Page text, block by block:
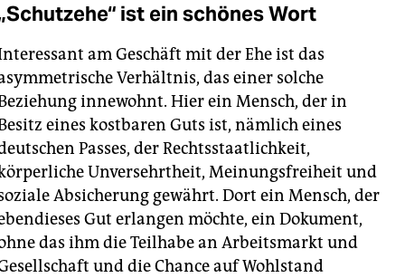
ist ein schönes Wort
am Geschäft mit der Ehe ist das
Verhältnis, das einer solche
innewohnt. Hier ein Mensch, der in
eines kostbaren Guts ist, nämlich eines
Passes, der Rechtsstaatlichkeit,
Unversehrtheit, Meinungsfreiheit und
Absicherung gewährt. Dort ein Mensch, der
Gut erlangen möchte, ein Dokument,
das ihm die Teilhabe an Arbeitsmarkt und
und die Chance auf Wohlstand